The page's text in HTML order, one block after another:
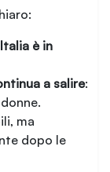
è in
a salire:
ma
dopo le